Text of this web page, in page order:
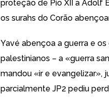
proteção de Pio XII a Adolf
os surahs do Corão
Yavé abençoa a guerra e
palestinianos – a «guerra
mandou «ir e evangelizar»,
parcialmente JP2 pediu